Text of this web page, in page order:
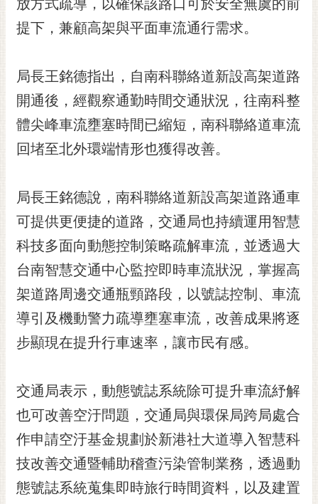
子
報
民
信
箱
English
日
隱
私
權
及
安
全
政
策
資
料
放
宣
告
放方式疏導，以確保該路口可於安全無虞的前
提下，兼顧高架與平面車流通行需求。
局長王銘德指出，自南科聯絡道新設高架道路
開通後，經觀察通勤時間交通狀況，往南科整
體尖峰車流壅塞時間已縮短，南科聯絡道車流
回堵至北外環端情形也獲得改善。
局長王銘德說，南科聯絡道新設高架道路通車
可提供更便捷的道路，交通局也持續運用智慧
科技多面向動態控制策略疏解車流，並透過大
台南智慧交通中心監控即時車流狀況，掌握高
架道路周邊交通瓶頸路段，以號誌控制、車流
導引及機動警力疏導壅塞車流，改善成果將逐
步顯現在提升行車速率，讓市民有感。
交通局表示，動態號誌系統除可提升車流紓解
也可改善空汙問題，交通局與環保局跨局處合
作申請空汙基金規劃於新港社大道導入智慧科
技改善交通暨輔助稽查污染管制業務，透過動
態號誌系統蒐集即時旅行時間資料，以及建置